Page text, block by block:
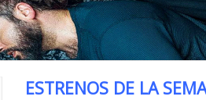
ESTRENOS DE LA